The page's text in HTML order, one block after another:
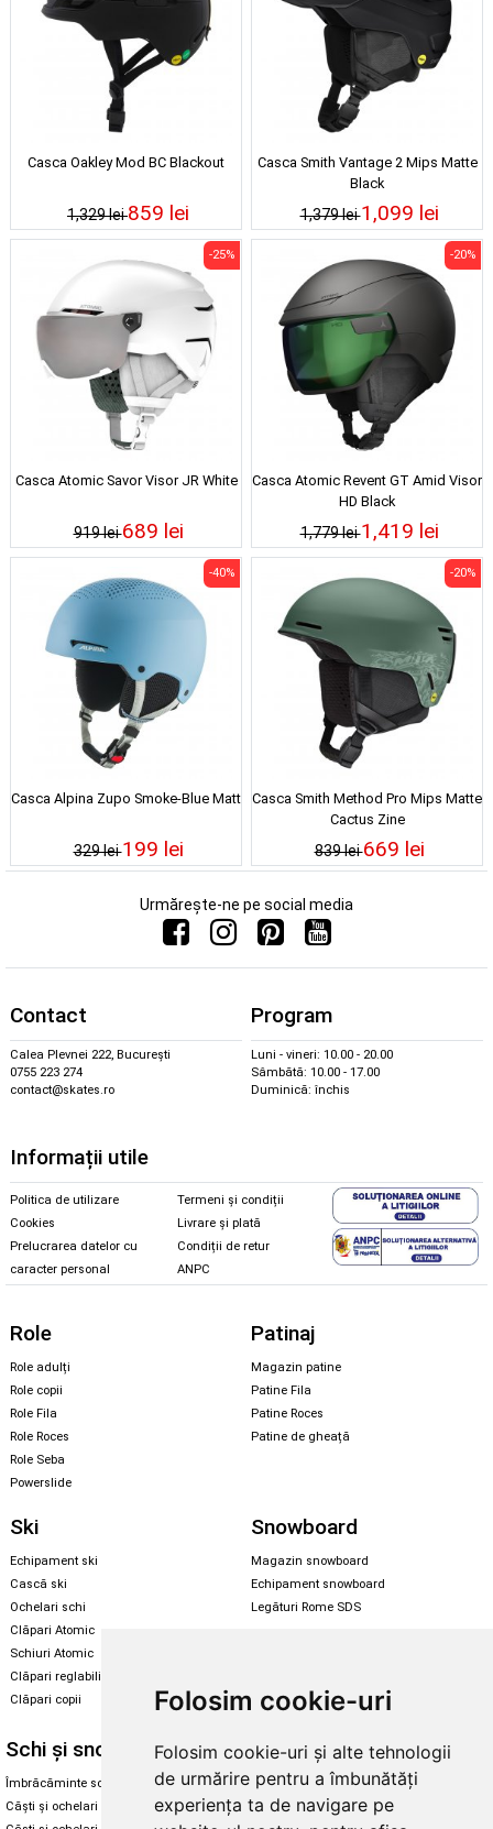
Folosim cookie-uri
Folosim cookie-uri și alte tehnologii
de urmărire pentru a îmbunătăți
experiența ta de navigare pe
Casca Oakley Mod BC Blackout
1,329 lei859 lei
Casca Smith Vantage 2 Mips Matte
Black
1,379 lei1,099 lei
Casca Atomic Savor Visor JR White
919 lei
-25%
689 lei
Casca Atomic Revent GT Amid Visor
HD Black
1,779 lei
-20%
1,419 lei
Casca Alpina Zupo Smoke-Blue Matt
329 lei
-40%
199 lei
Casca Smith Method Pro Mips Matte
Cactus Zine
839 lei
-20%
669 lei
Urmărește-ne pe social media
Contact
Calea Plevnei 222, București
0755 223 274
contact@skates.ro
Program
Luni - vineri: 10.00 - 20.00
Sâmbătă: 10.00 - 17.00
Duminică: închis
Informații utile
Politica de utilizare
Cookies
Prelucrarea datelor cu
caracter personal
Termeni și condiții
Livrare și plată
Condiții de retur
ANPC
Role
Role adulți
Role copii
Role Fila
Role Roces
Role Seba
Powerslide
Patinaj
Magazin patine
Patine Fila
Patine Roces
Patine de gheață
Ski
Echipament ski
Cască ski
Ochelari schi
Clăpari Atomic
Schiuri Atomic
Clăpari reglabili
Clăpari copii
Snowboard
Magazin snowboard
Echipament snowboard
Legături Rome SDS
Enuff Skateboards
Schi și snowboard
Îmbrăcăminte schi și snowboard
Căști și ochelari de iarnă
Diverse
Cum aleg rolele
Cum aleg ochelarii